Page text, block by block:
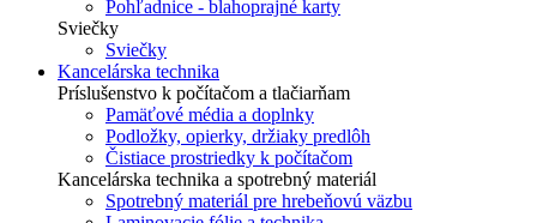
Pohľadnice - blahoprajné karty
Sviečky
Sviečky
Kancelárska technika
Príslušenstvo k počítačom a tlačiarňam
Pamäťové média a doplnky
Podložky, opierky, držiaky predlôh
Čistiace prostriedky k počítačom
Kancelárska technika a spotrebný materiál
Spotrebný materiál pre hrebeňovú väzbu